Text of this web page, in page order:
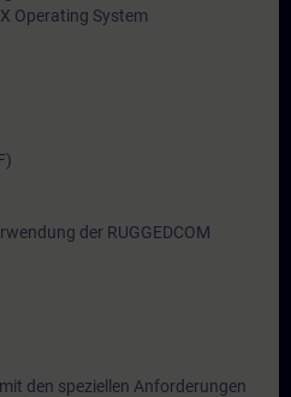
Operating System
der RUGGEDCOM
den speziellen Anforderungen